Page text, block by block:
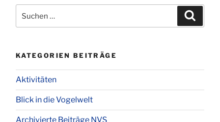
nach:
KATEGORIEN BEITRÄGE
Aktivitäten
Blick in die Vogelwelt
Archivierte Beiträge NVS